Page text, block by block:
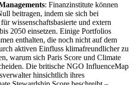
: Finanzinstitute können
beitragen, indem sie sich bei
wissenschaftsbasierte und extern
2050 einsetzen. Einige Portfolios
enthalten, die noch nicht auf dem
aktiven Einfluss klimafreundlicher zu
warum sich Paris Score und Climate
Die britische NGO InfluenceMap
hinsichtlich ihres